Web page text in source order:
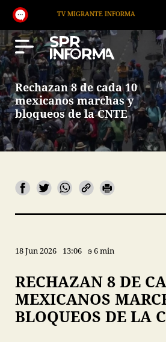
TV MIGRANTE INFORMA
Rechazan 8 de cada 10
mexicanos marchas y
bloqueos de la CNTE
18 Jun 2026 13:06 6 min
RECHAZAN 8 DE
MEXICANOS
BLOQUEOS DE LA